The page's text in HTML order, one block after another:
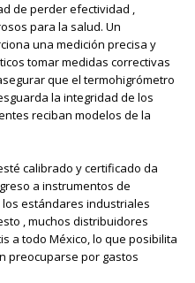
de perder efectividad ,
para la salud. Un
una medición precisa y
tomar medidas correctivas
que el termohigrómetro
la integridad de los
reciban modelos de la
calibrado y certificado da
a instrumentos de
estándares industriales
, muchos distribuidores
a todo México, lo que posibilita
preocuparse por gastos